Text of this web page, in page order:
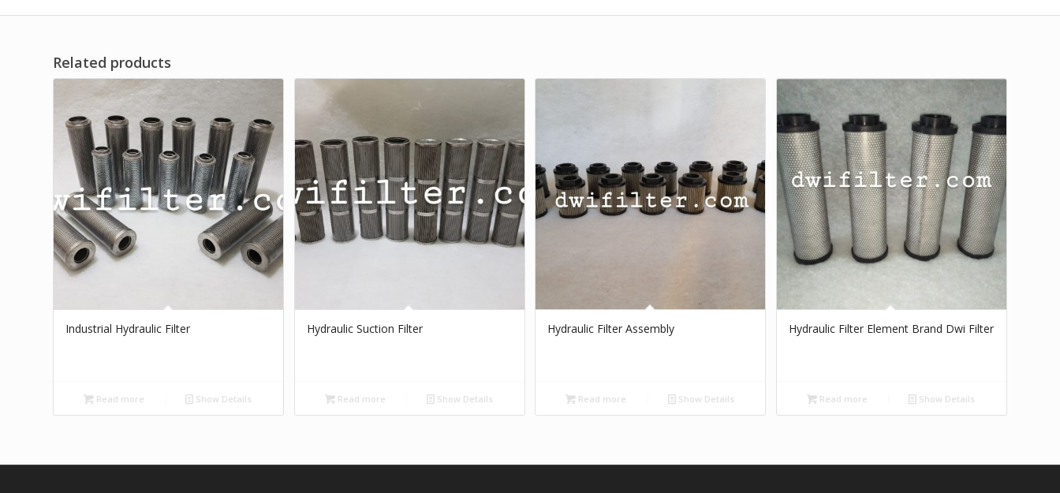
Related products
Industrial Hydraulic Filter
Read more Show Details
Hydraulic Suction Filter
Read more Show Details
Hydraulic Filter Assembly
Read more Show Details
Hydraulic Filter Element Brand Dwi Filter
Read more Show Details